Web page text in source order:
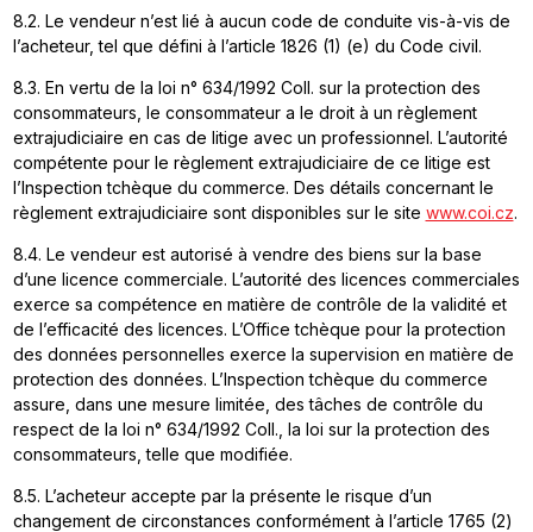
8.2. Le vendeur n’est lié à aucun code de conduite vis-à-vis de
l’acheteur, tel que défini à l’article 1826 (1) (e) du Code civil.
8.3. En vertu de la loi n° 634/1992 Coll. sur la protection des
consommateurs, le consommateur a le droit à un règlement
extrajudiciaire en cas de litige avec un professionnel. L’autorité
compétente pour le règlement extrajudiciaire de ce litige est
l’Inspection tchèque du commerce. Des détails concernant le
règlement extrajudiciaire sont disponibles sur le site www.coi.cz.
8.4. Le vendeur est autorisé à vendre des biens sur la base
d’une licence commerciale. L’autorité des licences commerciales
exerce sa compétence en matière de contrôle de la validité et
de l’efficacité des licences. L’Office tchèque pour la protection
des données personnelles exerce la supervision en matière de
protection des données. L’Inspection tchèque du commerce
assure, dans une mesure limitée, des tâches de contrôle du
respect de la loi n° 634/1992 Coll., la loi sur la protection des
consommateurs, telle que modifiée.
8.5. L’acheteur accepte par la présente le risque d’un
changement de circonstances conformément à l’article 1765 (2)